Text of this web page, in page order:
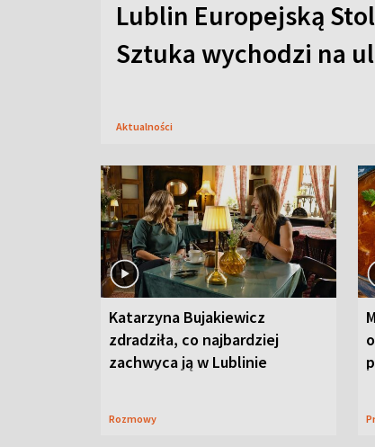
Lublin Europejską
Sztuka wychodzi na
Aktualności
Katarzyna Bujakiewicz
zdradziła, co najbardziej
zachwyca ją w Lublinie
Rozmowy